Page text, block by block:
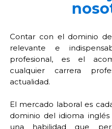
Contar con el dominio
relevante e
profesional, es el
cualquier carrera
actualidad.
El mercado laboral es
dominio del idioma
una habilidad que